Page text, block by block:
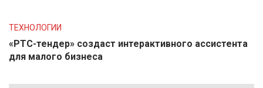
ТЕХНОЛОГИИ
«РТС-тендер» создаст интерактивного ассистента
для малого бизнеса